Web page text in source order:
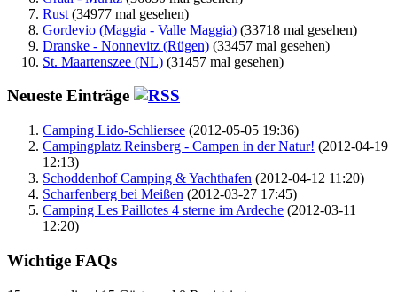
Rust (34977 mal gesehen)
Gordevio (Maggia - Valle Maggia) (33718 mal gesehen)
Dranske - Nonnevitz (Rügen) (33457 mal gesehen)
St. Maartenszee (NL) (31457 mal gesehen)
Neueste Einträge
Camping Lido-Schliersee (2012-05-05 19:36)
Campingplatz Reinsberg - Campen in der Natur! (2012-04-19
12:13)
Schoddenhof Camping & Yachthafen (2012-04-12 11:20)
Scharfenberg bei Meißen (2012-03-27 17:45)
Camping Les Paillotes 4 sterne im Ardeche (2012-03-11
12:20)
Wichtige FAQs